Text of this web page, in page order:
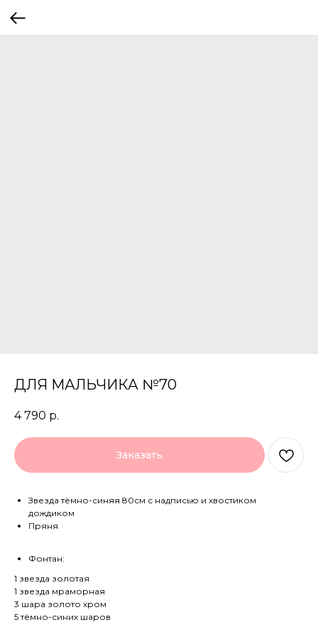
ДЛЯ МАЛЬЧИКА №70
4 790 р.
Заказать
Звезда тёмно-синяя 80см с надписью и хвостиком
дождиком
Пряня
Фонтан:
1 звезда золотая
1 звезда мраморная
3 шара золото хром
5 тёмно-синих шаров